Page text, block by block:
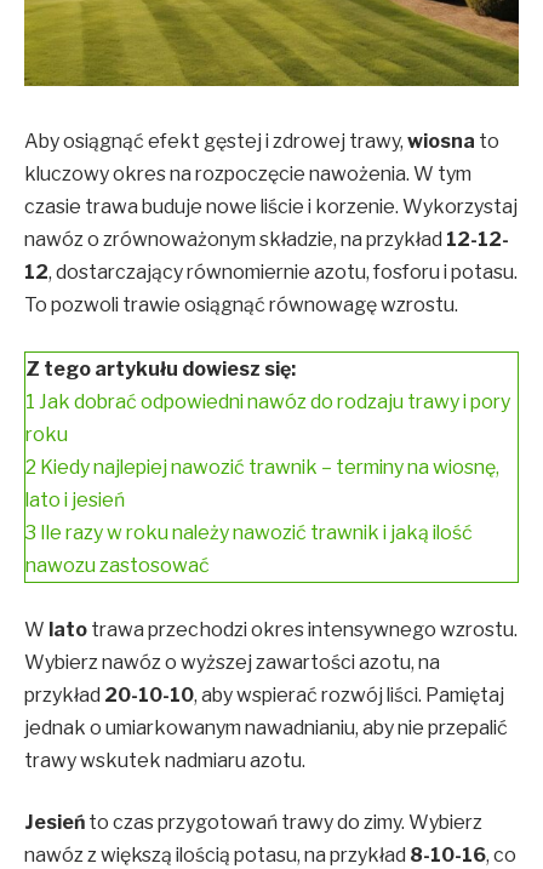
Aby osiągnąć efekt gęstej i zdrowej trawy, wiosna to
kluczowy okres na rozpoczęcie nawożenia. W tym
czasie trawa buduje nowe liście i korzenie. Wykorzystaj
nawóz o zrównoważonym składzie, na przykład 12-12-
12, dostarczający równomiernie azotu, fosforu i potasu.
To pozwoli trawie osiągnąć równowagę wzrostu.
Z tego artykułu dowiesz się:
1 Jak dobrać odpowiedni nawóz do rodzaju trawy i pory
roku
2 Kiedy najlepiej nawozić trawnik – terminy na wiosnę,
lato i jesień
3 Ile razy w roku należy nawozić trawnik i jaką ilość
nawozu zastosować
W lato trawa przechodzi okres intensywnego wzrostu.
Wybierz nawóz o wyższej zawartości azotu, na
przykład 20-10-10, aby wspierać rozwój liści. Pamiętaj
jednak o umiarkowanym nawadnianiu, aby nie przepalić
trawy wskutek nadmiaru azotu.
Jesień to czas przygotowań trawy do zimy. Wybierz
nawóz z większą ilością potasu, na przykład 8-10-16, co